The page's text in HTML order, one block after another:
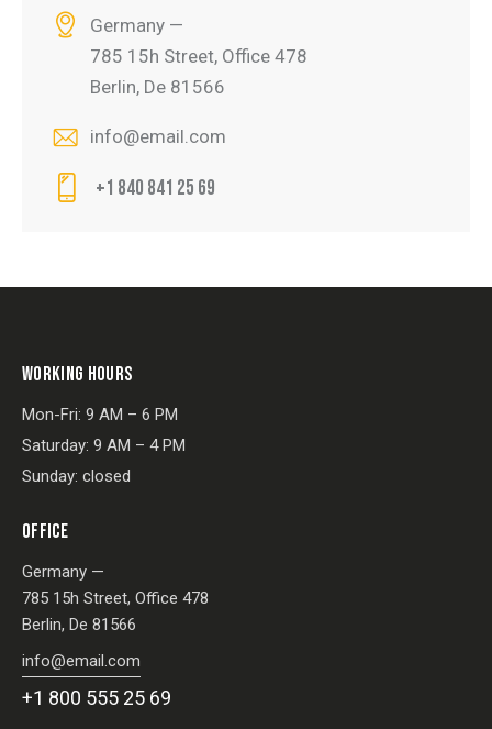
Germany —
785 15h Street, Office 478
Berlin, De 81566
info@email.com
+1 840 841 25 69
WORKING HOURS
Mon-Fri: 9 AM – 6 PM
Saturday: 9 AM – 4 PM
Sunday: closed
OFFICE
Germany —
785 15h Street, Office 478
Berlin, De 81566
info@email.com
+1 800 555 25 69